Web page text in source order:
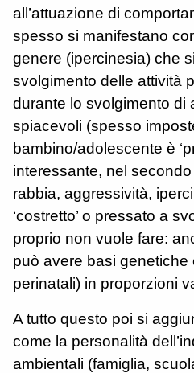
all’attuazione di
spesso si manifestano
genere (ipercinesia) che
svolgimento delle attività
durante lo svolgimento di
spiacevoli (spesso
bambino/adolescente è
interessante, nel
rabbia, aggressività,
‘costretto’ o pressato a
proprio non vuole fare:
può avere basi genetiche
perinatali) in proporzioni
A tutto questo poi si
come la personalità
ambientali (famiglia,